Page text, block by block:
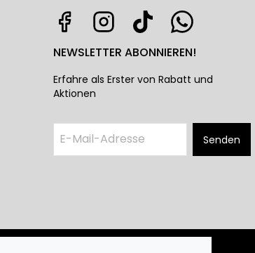
NEWSLETTER ABONNIEREN!
Erfahre als Erster von Rabatt und
Aktionen
Senden